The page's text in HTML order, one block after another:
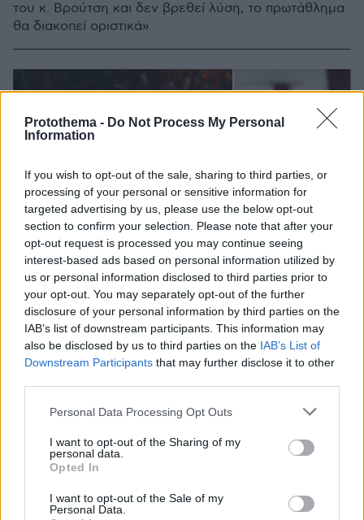
Protothema - Do Not Process My Personal
Information
If you wish to opt-out of the sale, sharing to third parties, or
processing of your personal or sensitive information for
targeted advertising by us, please use the below opt-out
section to confirm your selection. Please note that after your
opt-out request is processed you may continue seeing
interest-based ads based on personal information utilized by
us or personal information disclosed to third parties prior to
your opt-out. You may separately opt-out of the further
disclosure of your personal information by third parties on the
IAB’s list of downstream participants. This information may
also be disclosed by us to third parties on the IAB’s List of
Downstream Participants that may further disclose it to other
Please note that this website/app uses one or more Google
not limited to your visit or usage behaviour. You may click to
grant or deny consent to Google and its third-party tags to
use your data for below specified purposes in below Google
consent section.
Personal Data Processing Opt Outs
I want to opt-out of the Sharing of my
personal data.
Opted In
I want to opt-out of the Sale of my
Personal Data.
του κ. Βρούτση και δεν βρεθεί λύση, το πρωτάθλημα
θα διακοπεί οριστικά»
Η κυβέρνηση «τραβάει τα καλώδια» του
πρωταθλήματος μπάσκετ - Νέο τελεσίγραφο Βρούτση
στους ιδιοκτήτες των ΚΑΕ
«Είτε έρχονται μαζί αύριο στις 15:00, είτε τέλος το